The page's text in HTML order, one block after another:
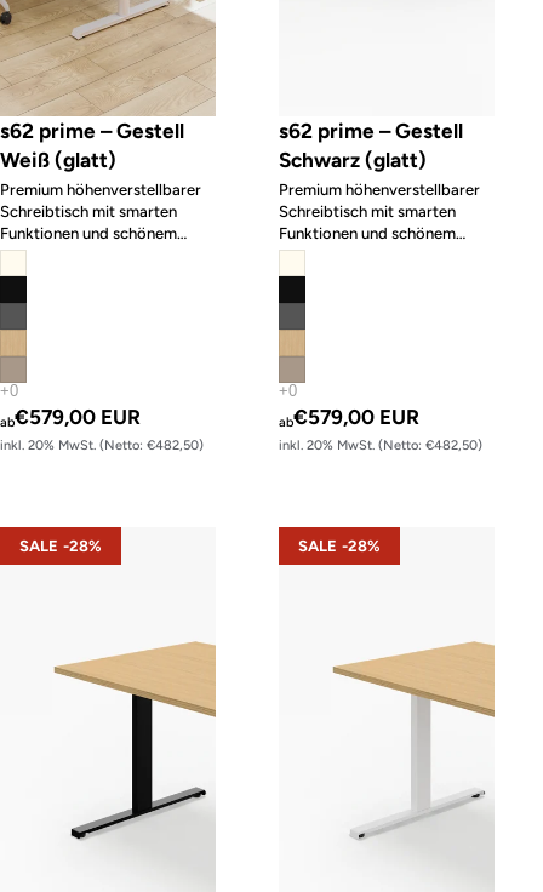
s62 prime – Gestell
Weiß (glatt)
Premium höhenverstellbarer
Schreibtisch mit smarten
Funktionen und schönem
Design
ab€579,00 EUR
inkl. 20% MwSt. (Netto: €482,50)
s62 prime – Gestell
Schwarz (glatt)
Premium höhenverstellbarer
Schreibtisch mit smarten
Funktionen und schönem
Design
ab€579,00 EUR
inkl. 20% MwSt. (Netto: €482,50)
s22 – Gestell Schwarz (glatt)
SALE -28% s22 – Gestell Weiß (glatt)
SALE -28%